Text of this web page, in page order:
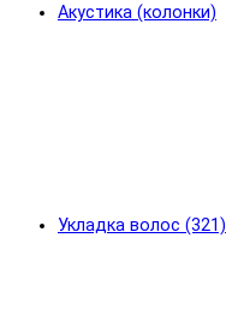
Акустика (колонки)
Укладка волос (321)